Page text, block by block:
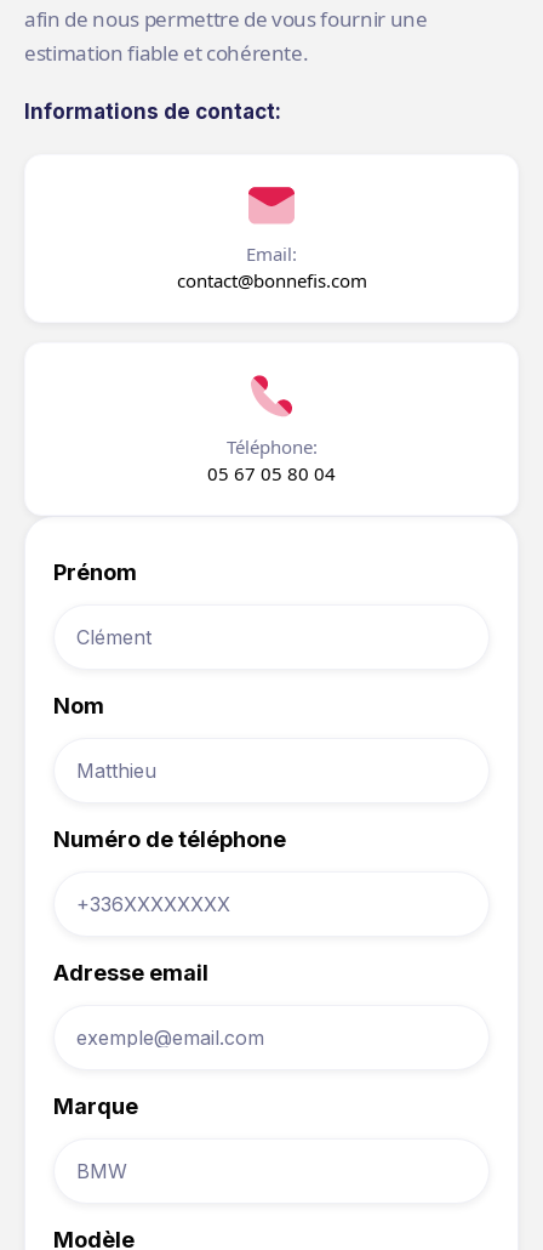
afin de nous permettre de vous fournir une
estimation fiable et cohérente.
Informations de contact:
Email:
contact@bonnefis.com
Téléphone:
05 67 05 80 04
Prénom
Nom
Numéro de téléphone
Adresse email
Marque
Modèle